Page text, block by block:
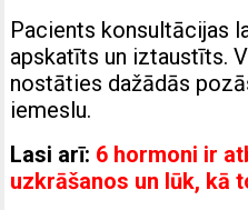
Pacients konsultācijas
apskatīts un iztaustīts.
nostāties dažādās
iemeslu.
Lasi arī: 6 hormoni ir
uzkrāšanos un lūk, kā